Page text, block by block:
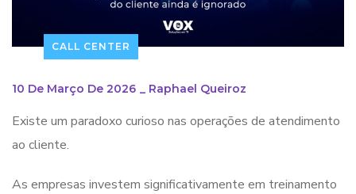
CALL CENTER
10 De Março De 2026 Raphael Queiroz
Existe um paradoxo curioso nas operações de atendimento
ao cliente.
As empresas investem significativamente em treinamento